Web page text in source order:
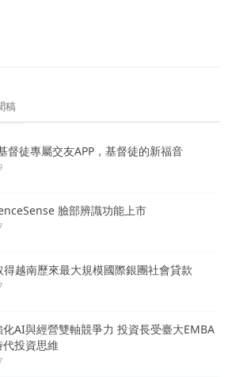
稿
督徒專屬交友APP，基督徒的新福音
臉部辨識功能上市
得越南歷來最大規模國際銀團社會貸款
AI與經營雙軸競爭力 投資長受臺大EMBA
投資思維